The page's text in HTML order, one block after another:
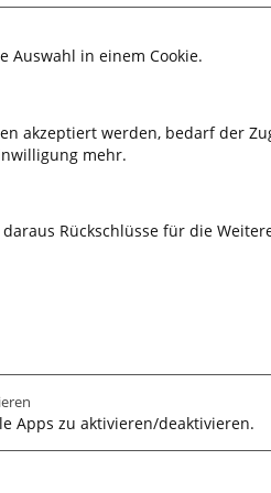
Nutzer Website. Die
Auswahl in einem Cookie.
akzeptiert werden, bedarf der
mehr.
Rückschlüsse für die
Apps zu aktivieren/deaktivieren.